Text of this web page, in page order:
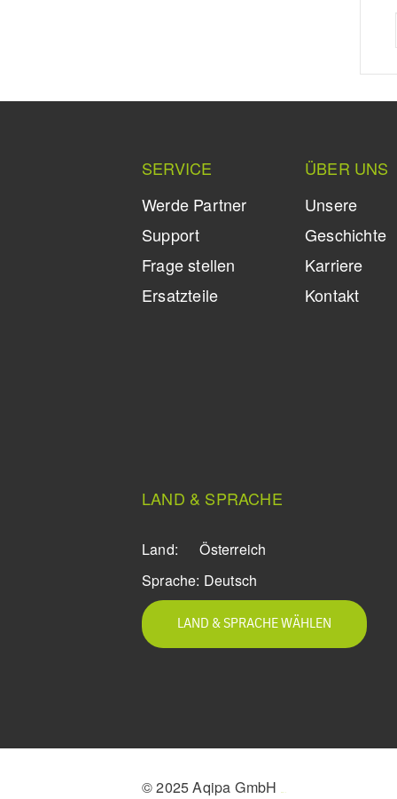
SERVICE
Werde Partner
Support
Frage stellen
Ersatzteile
ÜBER UNS
Unsere
Geschichte
Karriere
Kontakt
LAND & SPRACHE
Land:
Österreich
Sprache: Deutsch
LAND & SPRACHE WÄHLEN
© 2025 Aqipa GmbH